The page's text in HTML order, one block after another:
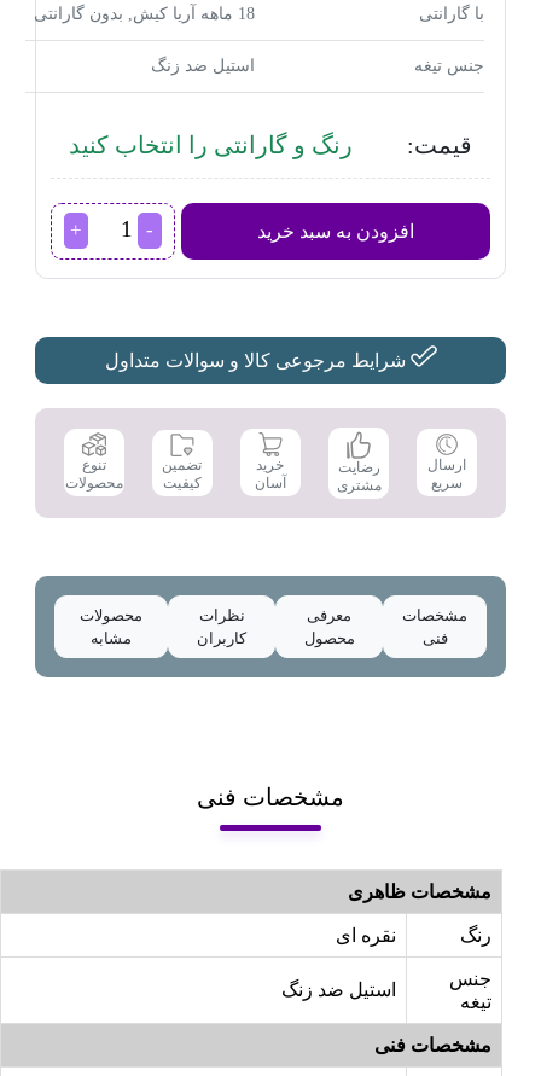
با گارانتی
جنس تیغه استیل ضد زنگ
قیمت: رنگ و گارانتی را انتخاب کنید
افزودن به سبد خرید
ست
اصلاح
عدد
شرایط مرجوعی کالا و سوالات متداول
ارسال
سریع
رضایت
مشتری
خرید
آسان
تضمین
کیفیت
تنوع
محصولات
مشخصات
فنی
معرفی
محصول
نظرات
کاربران
محصولات
مشابه
مشخصات فنی
مشخصات ظاهری
رنگ نقره ای
جنس
تیغه
استیل ضد زنگ
مشخصات فنی